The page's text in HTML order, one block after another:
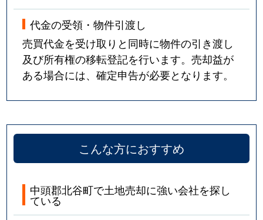
代金の受領・物件引渡し
売買代金を受け取りと同時に物件の引き渡し
及び所有権の移転登記を行います。売却益が
ある場合には、確定申告が必要となります。
こんな方におすすめ
中頭郡北谷町で土地売却に強い会社を探し
ている